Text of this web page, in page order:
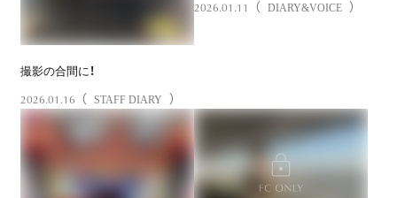
撮影の合間に！
2026.01.16 （ STAFF DIARY ）
2026.01.11 （ DIARY&VOICE ）